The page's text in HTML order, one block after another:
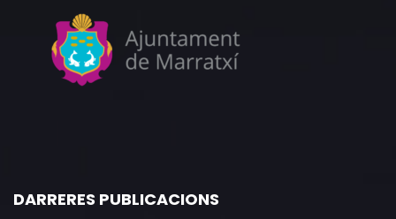
DARRERES PUBLICACIONS